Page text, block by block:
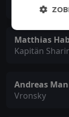
Jack Holborn
Matthias
Kapitän
Andreas
Vronsky